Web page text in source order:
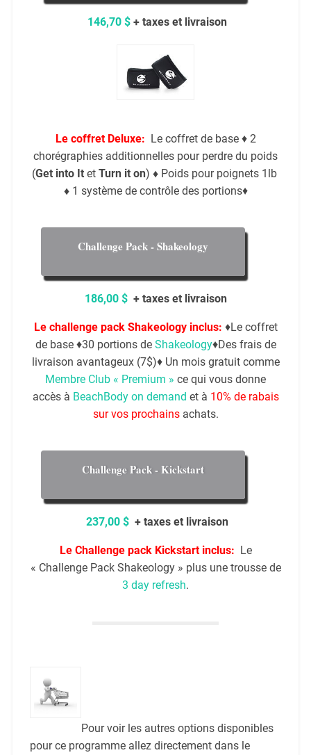
146,70 $+ taxes et livraison
Le coffret Deluxe: Le coffret de base ♦ 2
chorégraphies additionnelles pour perdre du poids
(Get into Itet Turn it on) ♦ Poids pour poignets 1lb
♦ 1 système de contrôle des portions♦
Challenge Pack - Shakeology
186,00 $ + taxes et livraison
Le challenge pack Shakeology inclus: ♦Le coffret
de base ♦30 portions de Shakeology♦Des frais de
livraison avantageux (7$)♦ Un mois gratuit comme
Membre Club « Premium » ce qui vous donne
accès à BeachBody on demand et à 10% de rabais
sur vos prochainsachats.
Challenge Pack - Kickstart
237,00 $ + taxes et livraison
Le Challenge pack Kickstart inclus: Le
« Challenge Pack Shakeology » plus une trousse de
3 day refresh.
Pour voir les autres options disponibles
pour ce programme allez directement dans le